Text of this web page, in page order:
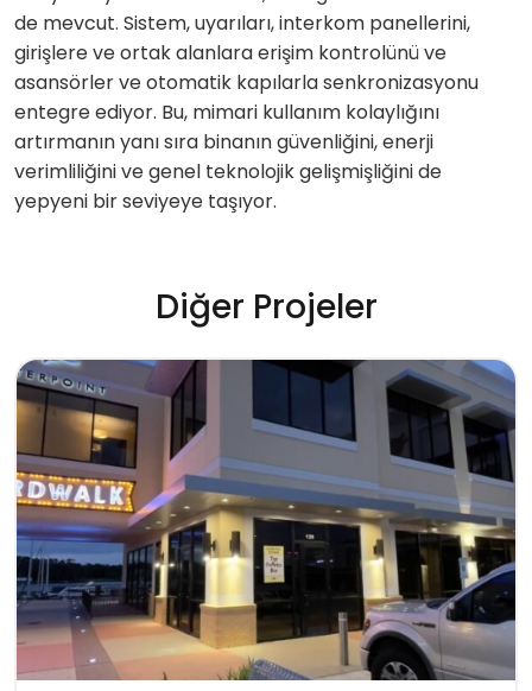
de mevcut. Sistem, uyarıları, interkom panellerini,
girişlere ve ortak alanlara erişim kontrolünü ve
asansörler ve otomatik kapılarla senkronizasyonu
entegre ediyor. Bu, mimari kullanım kolaylığını
artırmanın yanı sıra binanın güvenliğini, enerji
verimliliğini ve genel teknolojik gelişmişliğini de
yepyeni bir seviyeye taşıyor.
Diğer Projeler